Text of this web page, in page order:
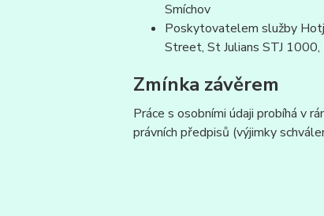
Smíchov
Poskytovatelem služby
Street, St Julians STJ
Zmínka závěrem
Práce s osobními údaji probíhá v
právních předpisů (výjimky